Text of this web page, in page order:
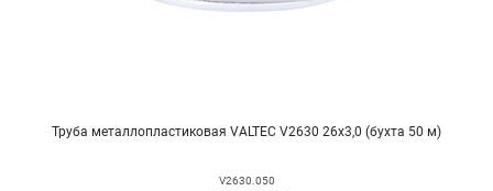
Труба металлопластиковая VALTEC V2630 26х3,0 (бухта 50 м)
V2630.050